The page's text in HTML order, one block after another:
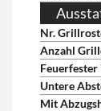
Nr.
Anzahl
Untere
Mit